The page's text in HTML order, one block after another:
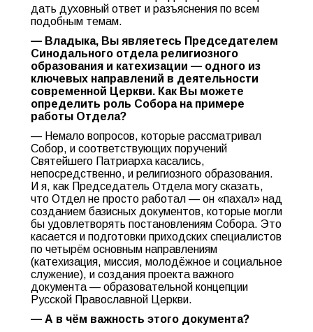
дать духовный ответ и разъяснения по всем
подобным темам.
— Владыка, Вы являетесь Председателем
Синодального отдела религиозного
образования и катехизации — одного из
ключевых направлений в деятельности
современной Церкви. Как Вы можете
определить роль Собора на примере
работы Отдела?
— Немало вопросов, которые рассматривал
Собор, и соответствующих поручений
Святейшего Патриарха касались,
непосредственно, и религиозного образования.
И я, как Председатель Отдела могу сказать,
что Отдел не просто работал — он «пахал» над
созданием базисных документов, которые могли
бы удовлетворять постановлениям Собора. Это
касается и подготовки приходских специалистов
по четырём основным направлениям
(катехизация, миссия, молодёжное и социальное
служение), и создания проекта важного
документа — образовательной концепции
Русской Православной Церкви.
— А в чём важность этого документа?